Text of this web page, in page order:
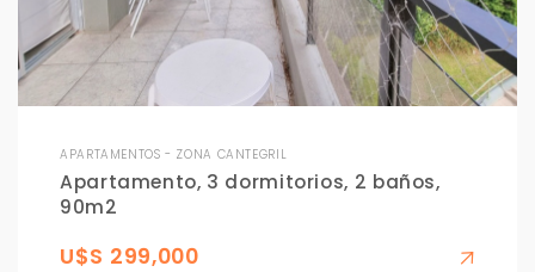
APARTAMENTOS - ZONA CANTEGRIL
Apartamento, 3 dormitorios, 2 baños,
90m2
U$S 299,000